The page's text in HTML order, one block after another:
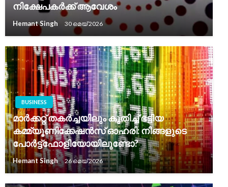
നിക്ഷേപകർക്ക് ആവേശം
Hemant Singh 30 മെയ്‌ 2026
BUSINESS
മാർക്കറ്റ് തകർച്ചയിലും കുതിച്ച് ഭട്ടിയ
കമ്മ്യൂണിക്കേഷൻസ് ഓഹരി: നിങ്ങളുടെ
പോർട്ട്‌ഫോളിയോയിലുണ്ടോ?
Hemant Singh 26 മെയ്‌ 2026